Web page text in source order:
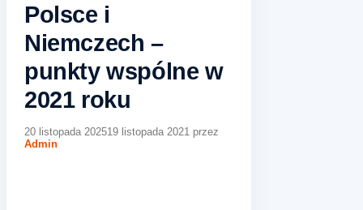
Polsce i
Niemczech –
punkty wspólne w
2021 roku
20 listopada 202519 listopada 2021 przez
Admin